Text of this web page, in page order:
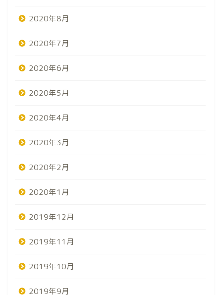
2020年8月
2020年7月
2020年6月
2020年5月
2020年4月
2020年3月
2020年2月
2020年1月
2019年12月
2019年11月
2019年10月
2019年9月